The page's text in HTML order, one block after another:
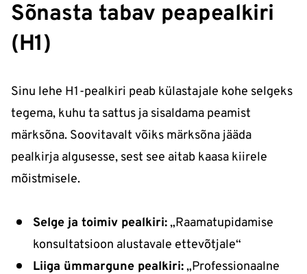
Sõnasta tabav peapealkiri
(H1)
Sinu lehe H1-pealkiri peab külastajale kohe selgeks
tegema, kuhu ta sattus ja sisaldama peamist
märksõna. Soovitavalt võiks märksõna jääda
pealkirja algusesse, sest see aitab kaasa kiirele
mõistmisele.
Selge ja toimiv pealkiri:„Raamatupidamise
konsultatsioon alustavale ettevõtjale“
Liiga ümmargune pealkiri:„Professionaalne